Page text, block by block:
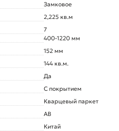
Замковое
2,225 кв.м
7
400-1220 мм
152 мм
144 кв.м.
Да
С покрытием
Кварцевый паркет
AB
Китай